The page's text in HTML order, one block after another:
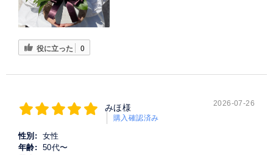
役に立った 0
みほ様
購入確認済み
2026-07-26
性別:
女性
年齢:
50代〜